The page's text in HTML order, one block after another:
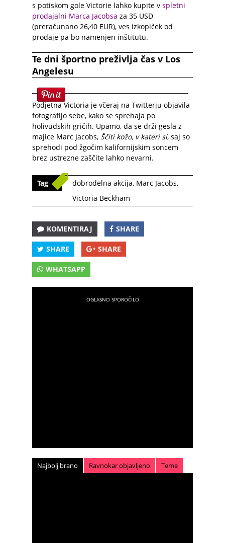
s potiskom gole Victorie lahko kupite v spletni
prodajalni Marca Jacobsa za 35 USD
(preračunano 26,40 EUR), ves izkopiček od
prodaje pa bo namenjen inštitutu.
Te dni športno preživlja čas v Los
Angelesu
Podjetna Victoria je včeraj na Twitterju objavila
fotografijo sebe, kako se sprehaja po
holivudskih gričih. Upamo, da se drži gesla z
majice Marc Jacobs, Ščiti kožo, v kateri si, saj so
sprehodi pod žgočim kalifornijskim soncem
brez ustrezne zaščite lahko nevarni.
Tag dobrodelna akcija, Marc Jacobs,
Victoria Beckham
KOMENTIRAJ SHARE
SHARE SHARE
WHATSAPP
Najbolj brano Ravnokar objavljeno Teme